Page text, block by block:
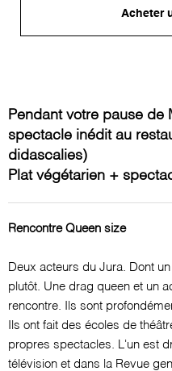
Acheter
Pendant votre pause de
spectacle inédit au
didascalies)
Plat végétarien +
Rencontre Queen size
Deux acteurs du Jura. Dont
plutôt. Une drag queen et un
rencontre. Ils sont
Ils ont fait des écoles de
propres spectacles. L'un est
télévision et dans la Revue